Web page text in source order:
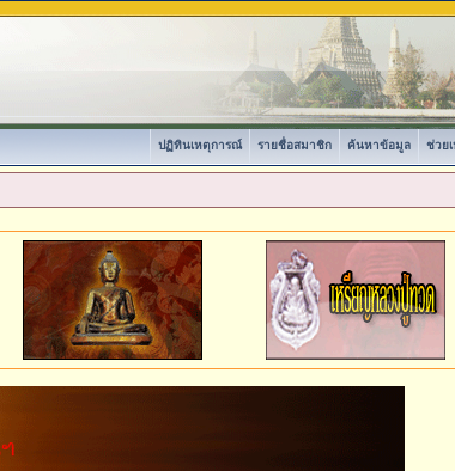
ช่วย
ค้นหาข้อมูล
รายชื่อสมาชิก
ปฏิทินเหตุการณ์